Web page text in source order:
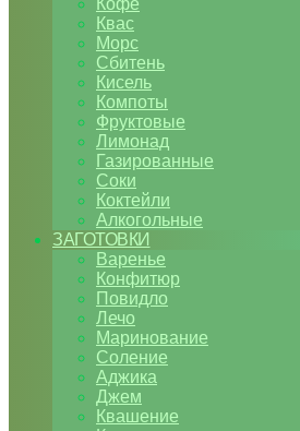
Кофе
Квас
Морс
Сбитень
Кисель
Компоты
Фруктовые
Лимонад
Газированные
Соки
Коктейли
Алкогольные
ЗАГОТОВКИ
Варенье
Конфитюр
Повидло
Лечо
Маринование
Соление
Аджика
Джем
Квашение